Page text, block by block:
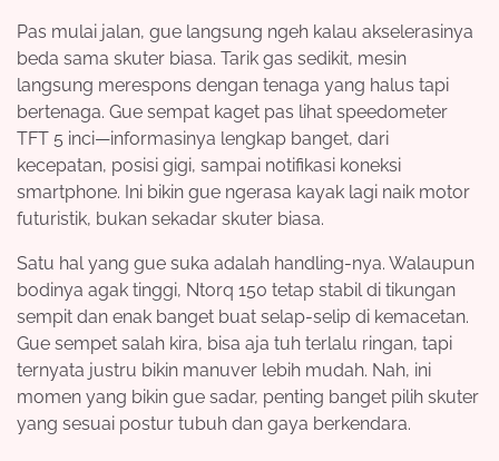
Pas mulai jalan, gue langsung ngeh kalau akselerasinya
beda sama skuter biasa. Tarik gas sedikit, mesin
langsung merespons dengan tenaga yang halus tapi
bertenaga. Gue sempat kaget pas lihat speedometer
TFT 5 inci—informasinya lengkap banget, dari
kecepatan, posisi gigi, sampai notifikasi koneksi
smartphone. Ini bikin gue ngerasa kayak lagi naik motor
futuristik, bukan sekadar skuter biasa.
Satu hal yang gue suka adalah handling-nya. Walaupun
bodinya agak tinggi, Ntorq 150 tetap stabil di tikungan
sempit dan enak banget buat selap-selip di kemacetan.
Gue sempet salah kira, bisa aja tuh terlalu ringan, tapi
ternyata justru bikin manuver lebih mudah. Nah, ini
momen yang bikin gue sadar, penting banget pilih skuter
yang sesuai postur tubuh dan gaya berkendara.